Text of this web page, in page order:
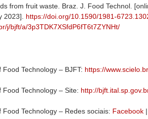
from fruit waste. Braz. J. Food Technol.
2023]. https://doi.org/10.1590/1981-
j/bjft/a/3p3TDK7XSfdP6fT6t7ZYNHt/
Technology – BJFT: https://
Food Technology – Site: http://
Food Technology – Redes sociais: Facebook